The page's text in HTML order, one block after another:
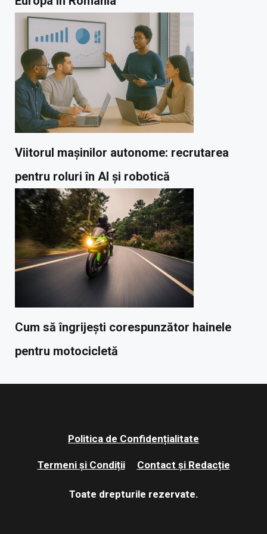
Viitorul mașinilor autonome: recrutarea
pentru roluri în AI și robotică
Cum să îngrijești corespunzător hainele
pentru motocicletă
Politica de Confidențialitate
Termeni și Condiții Contact și Redacție
Toate drepturile rezervate.